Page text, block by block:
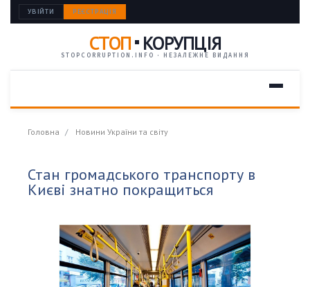
УВІЙТИ РЕЄСТРАЦІЯ
СТОП КОРУПЦІЯ
STOPCORRUPTION.INFO · НЕЗАЛЕЖНЕ ВИДАННЯ
Головна Новини України та світу
Стан громадського транспорту в
Києві знатно покращиться